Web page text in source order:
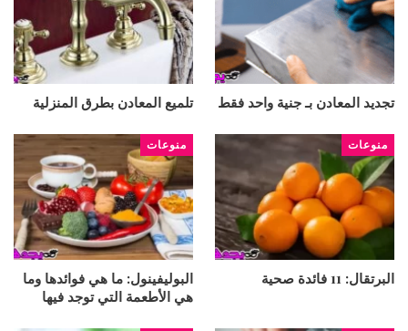
تجديد المعادن بـ جنية واحد فقط تلميع المعادن بطرق المنزلية
منوعات
البرتقال: 11 فائدة صحية
منوعات
البوليفينول: ما هي فوائدها وما
هي الأطعمة التي توجد فيها